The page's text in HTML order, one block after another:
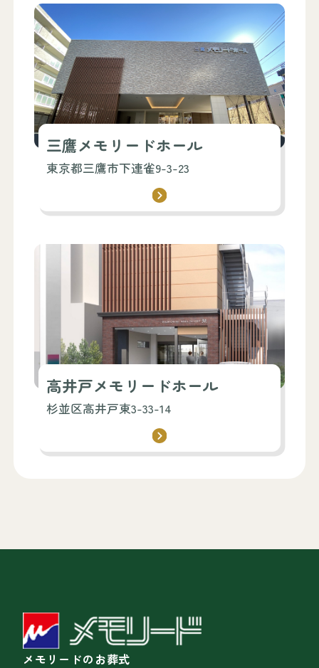
三鷹メモリードホール
東京都三鷹市下連雀9-3-23
高井戸メモリードホール
杉並区高井戸東3-33-14
メモリードのお葬式